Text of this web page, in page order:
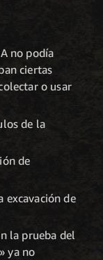
no podía
ciertas
o usar
de la
de
excavación de
la prueba del
ya no